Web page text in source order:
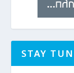
STAY